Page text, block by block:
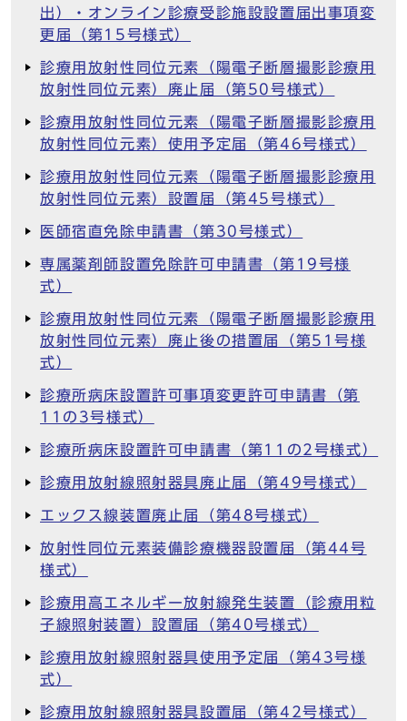
出）・オンライン診療受診施設設置届出事項変
更届（第15号様式）
診療用放射性同位元素（陽電子断層撮影診療用
放射性同位元素）廃止届（第50号様式）
診療用放射性同位元素（陽電子断層撮影診療用
放射性同位元素）使用予定届（第46号様式）
診療用放射性同位元素（陽電子断層撮影診療用
放射性同位元素）設置届（第45号様式）
医師宿直免除申請書（第30号様式）
専属薬剤師設置免除許可申請書（第19号様
式）
診療用放射性同位元素（陽電子断層撮影診療用
放射性同位元素）廃止後の措置届（第51号様
式）
診療所病床設置許可事項変更許可申請書（第
11の3号様式）
診療所病床設置許可申請書（第11の2号様式）
診療用放射線照射器具廃止届（第49号様式）
エックス線装置廃止届（第48号様式）
放射性同位元素装備診療機器設置届（第44号
様式）
診療用高エネルギー放射線発生装置（診療用粒
子線照射装置）設置届（第40号様式）
診療用放射線照射器具使用予定届（第43号様
式）
診療用放射線照射器具設置届（第42号様式）